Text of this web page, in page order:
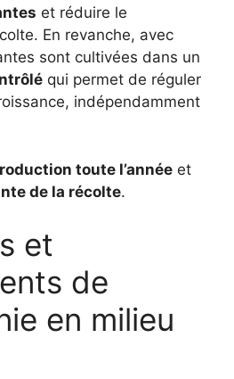
et réduire le
En revanche, avec
sont cultivées dans un
qui permet de réguler
indépendamment
toute l’année et
de la récolte.
et
de
en milieu